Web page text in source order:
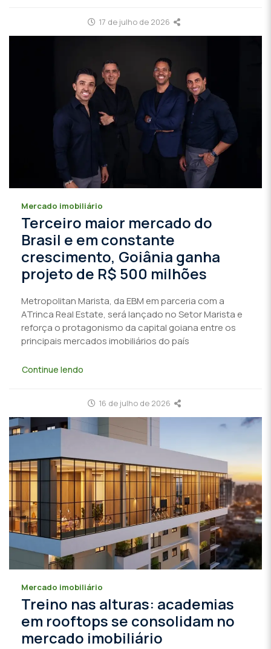
17 de julho de 2026
Mercado imobiliário
Terceiro maior mercado do
Brasil e em constante
crescimento, Goiânia ganha
projeto de R$ 500 milhões
Metropolitan Marista, da EBM em parceria com a
ATrinca Real Estate, será lançado no Setor Marista e
reforça o protagonismo da capital goiana entre os
principais mercados imobiliários do país
Continue lendo
16 de julho de 2026
Mercado imobiliário
Treino nas alturas: academias
em rooftops se consolidam no
mercado imobiliário